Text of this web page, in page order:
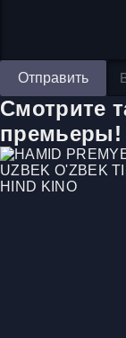
Отправить
Смотрите
премьеры!